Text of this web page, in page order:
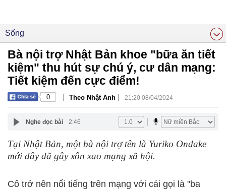
Sống
Bà nội trợ Nhật Bản khoe "bữa ăn tiết
kiệm" thu hút sự chú ý, cư dân mạng:
Tiết kiệm đến cực điểm!
0 | Theo Nhật Anh | 21:20 08/04/2024
Nghe đọc bài 2:46
Tại Nhật Bản, một bà nội trợ tên là Yuriko Ondake
mới đây đã gây xôn xao mạng xã hội.
Cô trở nên nổi tiếng trên mạng với cái gọi là "ba